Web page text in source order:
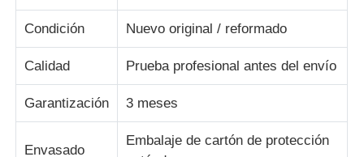
Componentes de cajeros automáticos de Hitachi
Piezas del cajero automático de GRG
Condición Nuevo original / reformado
Calidad Prueba profesional antes del envío
Garantización 3 meses
Envasado
Embalaje de cartón de protección